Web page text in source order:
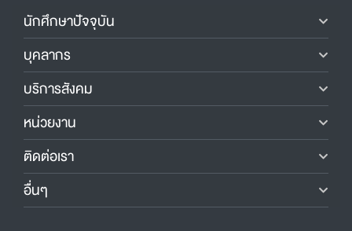
นักศึกษาปัจจุบัน
บุคลากร
บริการสังคม
หน่วยงาน
ติดต่อเรา
อื่นๆ